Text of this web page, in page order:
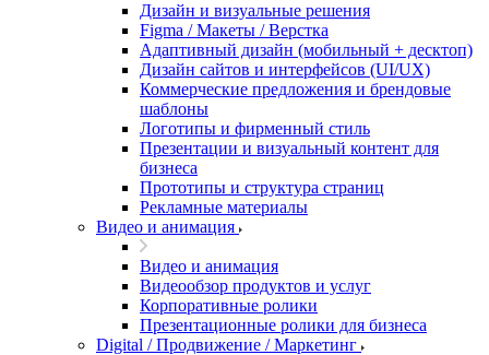
Дизайн и визуальные решения
Figma / Макеты / Верстка
Адаптивный дизайн (мобильный + десктоп)
Дизайн сайтов и интерфейсов (UI/UX)
Коммерческие предложения и брендовые
шаблоны
Логотипы и фирменный стиль
Презентации и визуальный контент для
бизнеса
Прототипы и структура страниц
Рекламные материалы
Видео и анимация
Видео и анимация
Видеообзор продуктов и услуг
Корпоративные ролики
Презентационные ролики для бизнеса
Digital / Продвижение / Маркетинг